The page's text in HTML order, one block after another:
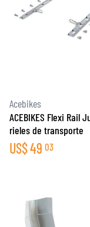
Acebikes
ACEBIKES Flexi Rail
rieles de transporte
US$49 03